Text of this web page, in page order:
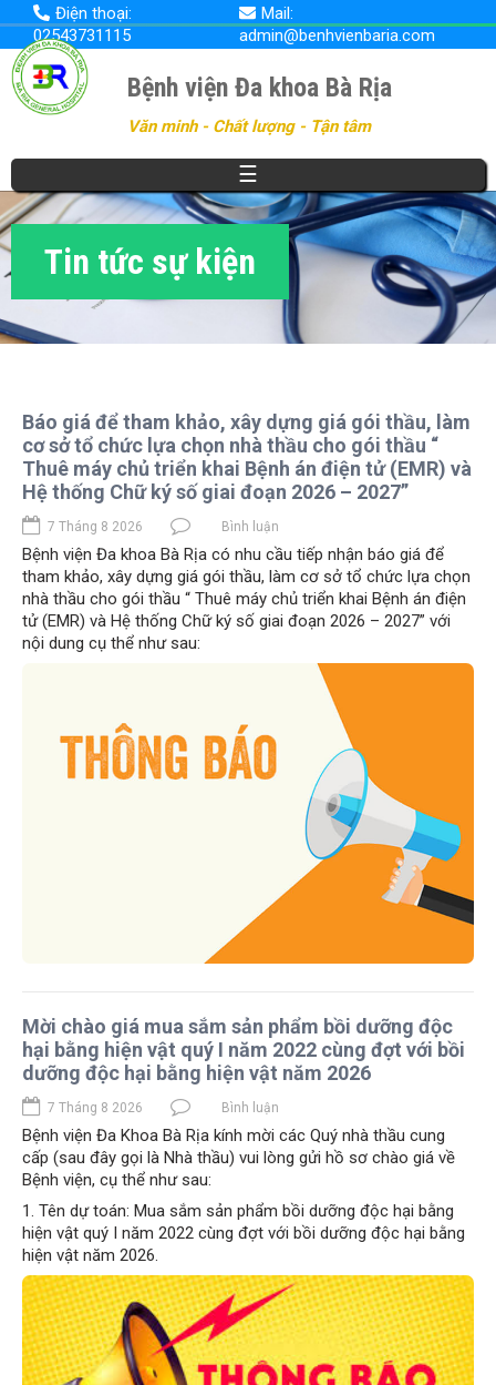
Nhảy
đến
nội
dung
Điện thoại:
02543731115
Mail:
admin@benhvienbaria.com
Bệnh viện Đa khoa Bà Rịa
Văn minh - Chất lượng - Tận tâm
☰
Tin tức sự kiện
Báo giá để tham khảo, xây dựng giá gói thầu, làm
cơ sở tổ chức lựa chọn nhà thầu cho gói thầu “
Thuê máy chủ triển khai Bệnh án điện tử (EMR) và
Hệ thống Chữ ký số giai đoạn 2026 – 2027”
7 Tháng 8 2026 Bình luận
Bệnh viện Đa khoa Bà Rịa có nhu cầu tiếp nhận báo giá để
tham khảo, xây dựng giá gói thầu, làm cơ sở tổ chức lựa chọn
nhà thầu cho gói thầu “ Thuê máy chủ triển khai Bệnh án điện
tử (EMR) và Hệ thống Chữ ký số giai đoạn 2026 – 2027” với
nội dung cụ thể như sau:
Mời chào giá mua sắm sản phẩm bồi dưỡng độc
hại bằng hiện vật quý I năm 2022 cùng đợt với bồi
dưỡng độc hại bằng hiện vật năm 2026
7 Tháng 8 2026 Bình luận
Bệnh viện Đa Khoa Bà Rịa kính mời các Quý nhà thầu cung
cấp (sau đây gọi là Nhà thầu) vui lòng gửi hồ sơ chào giá về
Bệnh viện, cụ thể như sau:
1. Tên dự toán: Mua sắm sản phẩm bồi dưỡng độc hại bằng
hiện vật quý I năm 2022 cùng đợt với bồi dưỡng độc hại bằng
hiện vật năm 2026.